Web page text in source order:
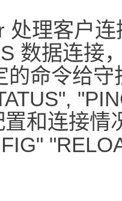
处理客户
数据连接
的命令给
和连接情